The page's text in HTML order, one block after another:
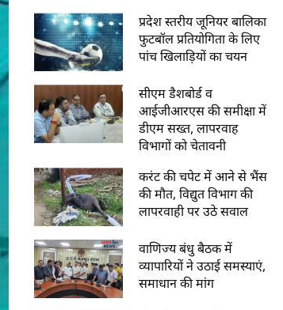
प्रदेश स्तरीय जूनियर बालिका
फुटबॉल प्रतियोगिता के लिए
पांच खिलाड़ियों का चयन
सीएम डैशबोर्ड व
आईजीआरएस की समीक्षा में
डीएम सख्त, लापरवाह
विभागों को चेतावनी
करंट की चपेट में आने से भैंस
की मौत, विद्युत विभाग की
लापरवाही पर उठे सवाल
वाणिज्य बंधु बैठक में
व्यापारियों ने उठाई समस्याएं,
समाधान की मांग